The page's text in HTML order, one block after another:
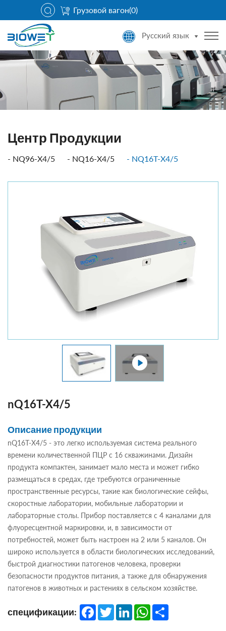
Грузовой вагон(0)
Русский язык
Центр Продукции
NQ96-X4/5 NQ16-X4/5 NQ16T-X4/5
nQ16T-X4/5
Описание продукции
nQ16T-X4/5 - это легко используемая система реального
времени количественной ПЦР с 16 скважинами. Дизайн
продукта компактен, занимает мало места и может гибко
размещаться в средах, где требуются ограниченные
пространственные ресурсы, такие как биологические сейфы,
скоростные лаборатории, мобильные лаборатории и
лабораторные столы. Прибор поставляется с 4 каналами для
флуоресцентной маркировки, и, в зависимости от
потребностей, может быть настроен на 2 или 5 каналов. Он
широко используется в области биологических исследований,
быстрой диагностики патогенов человека, проверки
безопасности продуктов питания, а также для обнаружения
патогенов в животных и растениях в сельском хозяйстве.
спецификации: FacebookTwitterLinkedInWhatsApp